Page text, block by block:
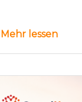
Mehr lessen